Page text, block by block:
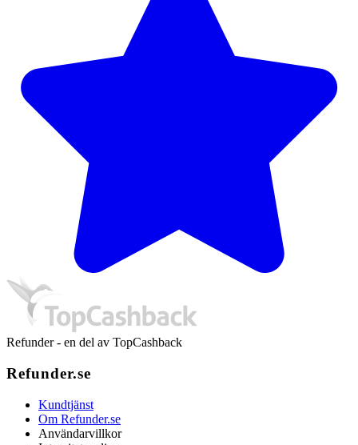
Refunder - en del av TopCashback
Refunder.se
Kundtjänst
Om Refunder.se
Användarvillkor